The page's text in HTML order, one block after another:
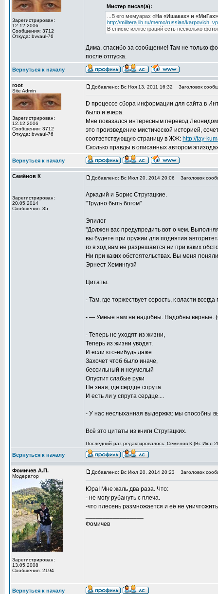
Зарегистрирован:
12.12.2006
Сообщения: 3712
Откуда: bvvaul-76
Мистер писал(а):
...В его мемуарах «На «Ишаках» и
http://militera.lib.ru/memo/russian/
В списке иллюстраций есть несколько
Дима, спасибо за сообщение! Там не только
после отпуска.
Вернуться к началу
root
Site Admin
Зарегистрирован:
12.12.2006
Сообщения: 3712
Откуда: bvvaul-76
Добавлено: Вс Ноя 13, 2011 16:32 Заголовок
D процессе сбора информации для сайта в
было и вчера.
Мне показался интересным перевод
это произведение мистической историей,
соответствующую страницу в ЖЖ: http://tay-
Сколько правды в описанных автором
Вернуться к началу
Семёнов К
Зарегистрирован:
20.05.2014
Сообщения: 35
Добавлено: Вс Июл 20, 2014 20:06 Заголовок
Аркадий и Борис Стругацкие.
"Трудно быть богом"
Эпилог
"Должен вас предупредить вот о чем.
вы будете при оружии для поднятия
го в ход вам не разрешается ни при каких
Ни при каких обстоятельствах. Вы меня
Эрнест Хемингуэй
Цитаты:
- Там, где торжествует серость, к власти
- — Умные нам не надобны. Надобны верные.
- Теперь не уходят из жизни,
Теперь из жизни уводят.
И если кто-нибудь даже
Захочет чтоб было иначе,
бессильный и неумелый
Опустит слабые руки
Не зная, где сердце спрута
И есть ли у спрута сердце....
- У нас неслыханная выдержка: мы способны
Всё это цитаты из книги Стругацких.
Последний раз редактировалось: Семёнов К (Вс Июл
Вернуться к началу
Фомичев А.П.
Модератор
Зарегистрирован:
13.05.2008
Сообщения: 2194
Добавлено: Вс Июл 20, 2014 20:23 Заголовок
Юра! Мне жаль два раза. Что:
- не могу рубануть с плеча.
-что плесень размножается и её не
Фомичев
Вернуться к началу